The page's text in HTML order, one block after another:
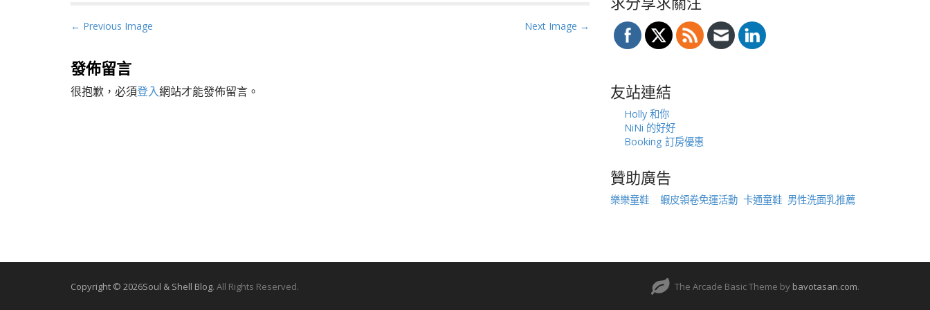
P
s
t
n
← Previous Image Next Image →
發佈留言
很抱歉，必須登入網站才能發佈留言。 友站連結
Holly 和你
NiNi 的好好
Booking 訂房優惠
贊助廣告
樂樂童鞋 蝦皮領卷免運活動 卡通童鞋 男性洗面乳推薦
Copyright © 2026Soul & Shell Blog. All Rights Reserved. The Arcade Basic Theme by bavotasan.com.